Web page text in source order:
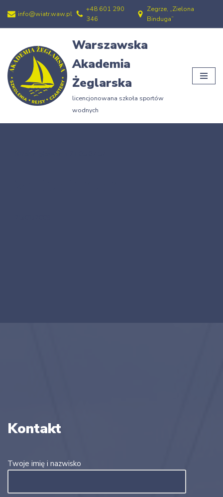
Przejdź
treści
info@wiatr.waw.pl
+48 601 290
346
Zegrze, „Zielona
Binduga”
Warszawska
Akademia
Żeglarska
licencjonowana szkoła sportów
wodnych
Kontakt
Twoje imię i nazwisko